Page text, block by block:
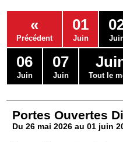
Services
Contacts
«
Précédent
01
Juin
06
Juin
07
Juin Tout le
Portes Ouvertes
Du 26 mai 2026 au 01 juin